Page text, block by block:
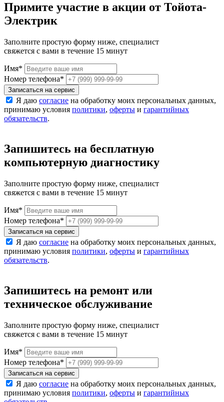
Примите участие в акции от Тойота-
Электрик
Заполните простую форму ниже, специалист
свяжется с вами в течение 15 минут
Имя*
Номер телефона*
Записаться на сервис
Я даю согласие на обработку моих персональных данных,
принимаю условия политики, оферты и гарантийных
обязательств.
Запишитесь на бесплатную
компьютерную диагностику
Заполните простую форму ниже, специалист
свяжется с вами в течение 15 минут
Имя*
Номер телефона*
Записаться на сервис
Я даю согласие на обработку моих персональных данных,
принимаю условия политики, оферты и гарантийных
обязательств.
Запишитесь на ремонт или
техническое обслуживание
Заполните простую форму ниже, специалист
свяжется с вами в течение 15 минут
Имя*
Номер телефона*
Записаться на сервис
Я даю согласие на обработку моих персональных данных,
принимаю условия политики, оферты и гарантийных